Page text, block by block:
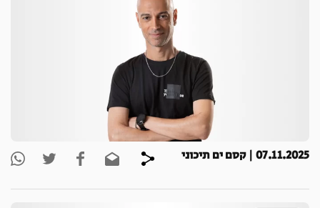
07.11.2025 | קסם ים תיכוני